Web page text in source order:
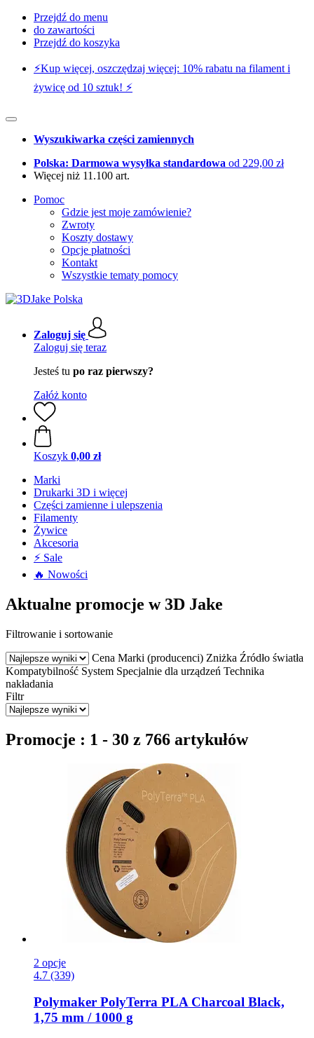
Przejdź do menu
do zawartości
Przejdź do koszyka
⚡️Kup więcej, oszczędzaj więcej: 10% rabatu na filament i
żywicę od 10 sztuk! ⚡️
Wyszukiwarka części zamiennych
Polska: Darmowa wysyłka standardowa od 229,00 zł
Więcej niż 11.100 art.
Pomoc
Gdzie jest moje zamówienie?
Zwroty
Koszty dostawy
Opcje płatności
Kontakt
Wszystkie tematy pomocy
Zaloguj się
Zaloguj się teraz
Jesteś tu po raz pierwszy?
Załóż konto
Koszyk 0,00 zł
Marki
Drukarki 3D i więcej
Części zamienne i ulepszenia
Filamenty
Żywice
Akcesoria
⚡ Sale
🔥 Nowości
Aktualne promocje w 3D Jake
Filtrowanie i sortowanie
Cena Marki (producenci) Zniżka Źródło światła
Kompatybilność System Specjalnie dla urządzeń Technika
nakładania
Filtr
Promocje : 1 - 30 z 766 artykułów
2 opcje
4.7 (339)
Polymaker PolyTerra PLA Charcoal Black,
1,75 mm / 1000 g